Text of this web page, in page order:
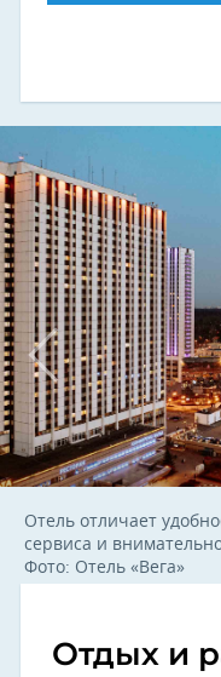
Отель отличает
сервиса и
Фото: Отель «Вега»
Отдых и